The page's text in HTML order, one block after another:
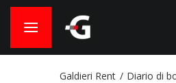
Galdieri Rent Diario di